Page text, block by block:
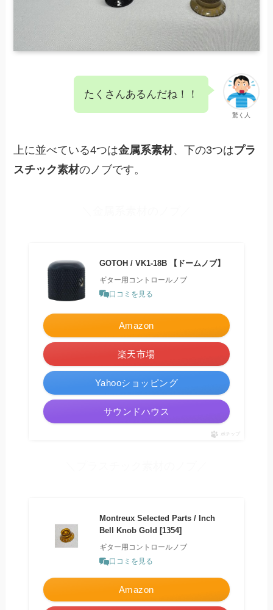
驚く人
たくさんあるんだね！！
上に並べている4つは金属系素材、下の3つはプラ
スチック素材のノブです。
GOTOH / VK1-18B 【ドームノブ】
ギター用コントロールノブ
口コミを見る
Amazon
楽天市場
Yahooショッピング
サウンドハウス
ポチップ
Montreux Selected Parts / Inch
Bell Knob Gold [1354]
ギター用コントロールノブ
口コミを見る
Amazon